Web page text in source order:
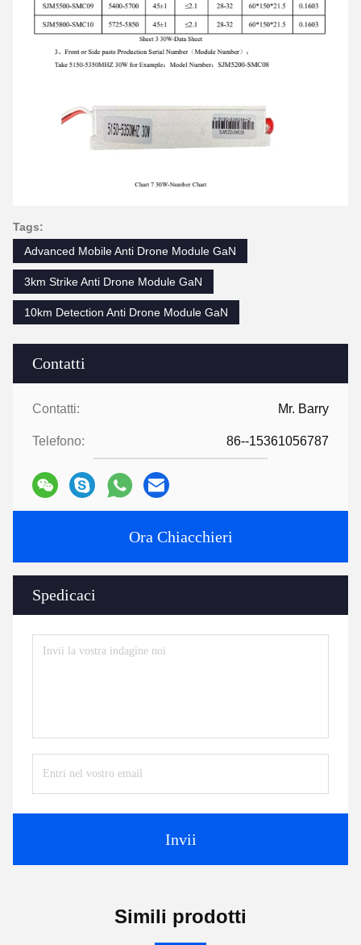
Contatti
Contatti: Mr. Barry
Telefono: 86--15361056787
Ora Chiacchieri
Spedicaci
Invii
Tags:
Advanced Mobile Anti Drone Module GaN
3km Strike Anti Drone Module GaN
10km Detection Anti Drone Module GaN
Simili prodotti